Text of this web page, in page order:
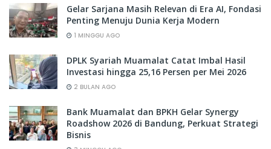
Gelar Sarjana Masih Relevan di Era AI, Fondasi
Penting Menuju Dunia Kerja Modern
1 MINGGU AGO
DPLK Syariah Muamalat Catat Imbal Hasil
Investasi hingga 25,16 Persen per Mei 2026
2 BULAN AGO
Bank Muamalat dan BPKH Gelar Synergy
Roadshow 2026 di Bandung, Perkuat Strategi
Bisnis